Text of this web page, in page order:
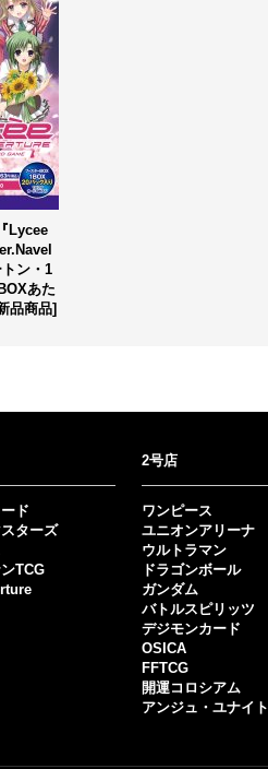
Lycee
ン・1
あた
品商品]
ド
ターズ
TCG
2号店
ワンピース
ユニオンアリーナ
ウルトラマン
ドラゴンボール
ガンダム
バトルスピリッツ
デジモンカード
OSICA
FFTCG
開運コロシアム
アンジュ・ユナイト